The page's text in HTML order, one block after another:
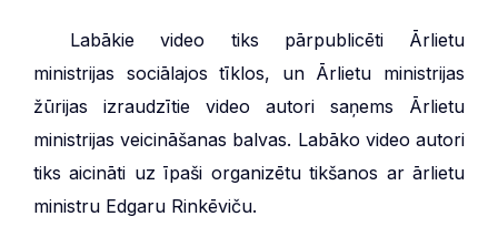
Labākie video tiks pārpublicēti Ārlietu
ministrijas sociālajos tīklos, un Ārlietu ministrijas
žūrijas izraudzītie video autori saņems Ārlietu
ministrijas veicināšanas balvas. Labāko video autori
tiks aicināti uz īpaši organizētu tikšanos ar ārlietu
ministru Edgaru Rinkēviču.